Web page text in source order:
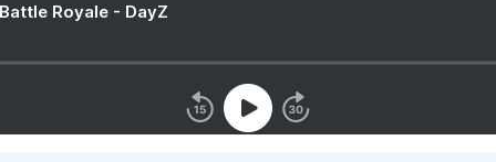
Royale - DayZ